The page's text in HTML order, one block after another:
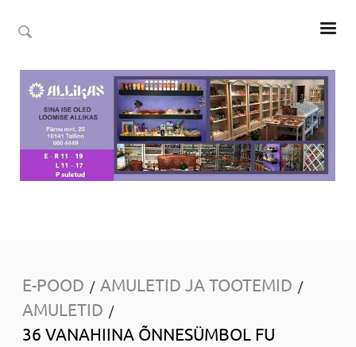
E-POOD / AMULETID JA TOOTEMID /
AMULETID /
36 VANAHIINA ÕNNESÜMBOL FU